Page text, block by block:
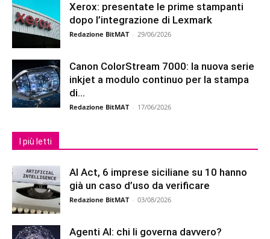
Xerox: presentate le prime stampanti
dopo l’integrazione di Lexmark
Redazione BitMAT - 29/06/2026
Canon ColorStream 7000: la nuova serie
inkjet a modulo continuo per la stampa
di...
Redazione BitMAT - 17/06/2026
I più letti
AI Act, 6 imprese siciliane su 10 hanno
già un caso d’uso da verificare
Redazione BitMAT - 03/08/2026
Agenti AI: chi li governa davvero?